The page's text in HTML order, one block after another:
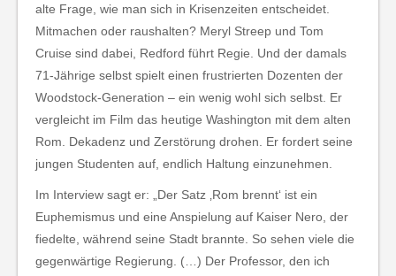
alte Frage, wie man sich in Krisenzeiten entscheidet.
Mitmachen oder raushalten? Meryl Streep und Tom
Cruise sind dabei, Redford führt Regie. Und der damals
71-Jährige selbst spielt einen frustrierten Dozenten der
Woodstock-Generation – ein wenig wohl sich selbst. Er
vergleicht im Film das heutige Washington mit dem alten
Rom. Dekadenz und Zerstörung drohen. Er fordert seine
jungen Studenten auf, endlich Haltung einzunehmen.
Im Interview sagt er: „Der Satz ‚Rom brennt‘ ist ein
Euphemismus und eine Anspielung auf Kaiser Nero, der
fiedelte, während seine Stadt brannte. So sehen viele die
gegenwärtige Regierung. (…) Der Professor, den ich